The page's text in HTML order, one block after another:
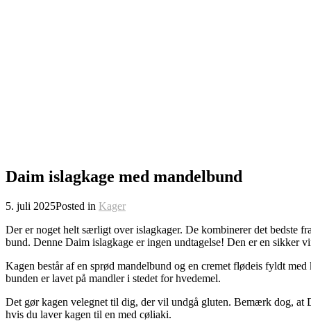
Daim islagkage med mandelbund
5. juli 2025Posted in Kager
Der er noget helt særligt over islagkager. De kombinerer det bedste
bund. Denne Daim islagkage er ingen undtagelse! Den er en sikker
Kagen består af en sprød mandelbund og en cremet flødeis fyldt
bunden er lavet på mandler i stedet for hvedemel.
Det gør kagen velegnet til dig, der vil undgå gluten. Bemærk dog, at
hvis du laver kagen til en med cøliaki.